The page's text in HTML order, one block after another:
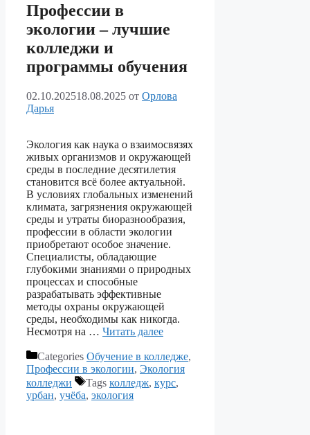
Профессии в
экологии – лучшие
колледжи и
программы обучения
02.10.202518.08.2025 от Орлова
Дарья
Экология как наука о взаимосвязях
живых организмов и окружающей
среды в последние десятилетия
становится всё более актуальной.
В условиях глобальных изменений
климата, загрязнения окружающей
среды и утраты биоразнообразия,
профессии в области экологии
приобретают особое значение.
Специалисты, обладающие
глубокими знаниями о природных
процессах и способные
разрабатывать эффективные
методы охраны окружающей
среды, необходимы как никогда.
Несмотря на … Читать далее
Categories Обучение в колледже,
Профессии в экологии, Экология
колледжи
Tags колледж, курс,
урбан, учёба, экология